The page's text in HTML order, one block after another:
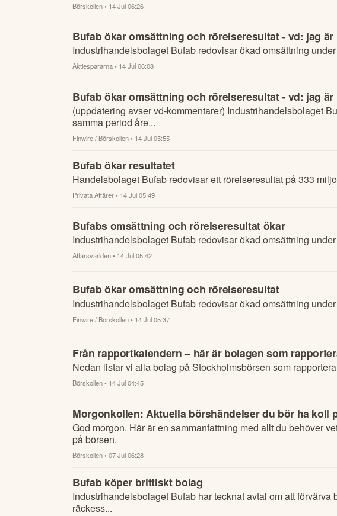
Börskollen• 14 Jul 06:26
Bufab ökar omsättning och rörelseresultat - vd: jag
Industrihandelsbolaget Bufab redovisar ökad omsättning
Aktiespararna• 14 Jul 06:08
Bufab ökar omsättning och rörelseresultat - vd: jag
(uppdatering avser vd-kommentarer) Industrihandelsbolaget
samma period åre...
Finwire / Börskollen• 14 Jul 05:55
Bufab ökar resultatet
Handelsbolaget Bufab redovisar ett rörelseresultat på 333
Privata Affärer• 14 Jul 05:49
Bufabs omsättning och rörelseresultat ökar
Industrihandelsbolaget Bufab redovisar ökad omsättning
Affärsvärlden• 14 Jul 05:42
Bufab ökar omsättning och rörelseresultat
Industrihandelsbolaget Bufab redovisar ökad omsättning
Finwire / Börskollen• 14 Jul 05:37
Från rapportkalendern – här är bolagen som
Nedan listar vi alla bolag på Stockholmsbörsen som
Börskollen• 14 Jul 04:45
Morgonkollen: Aktuella börshändelser du bör ha koll
God morgon. Här är en sammanfattning med allt du behöver
på börsen.
Börskollen• 07 Jul 06:28
Bufab köper brittiskt bolag
Industrihandelsbolaget Bufab har tecknat avtal om att
räckess...